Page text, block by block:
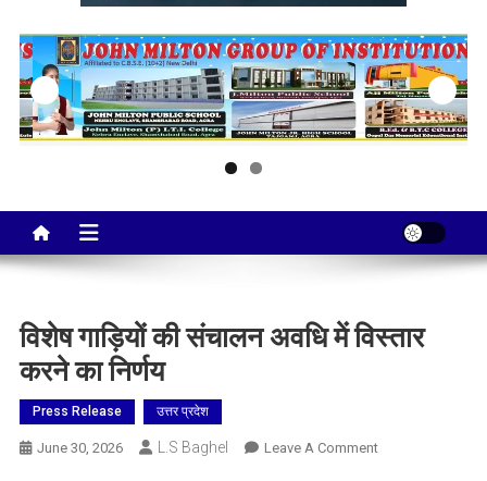
Taj City News
विशेष गाड़ियों की संचालन अवधि में विस्तार
करने का निर्णय
Press Release उत्तर प्रदेश
June 30, 2026 L.S Baghel Leave A CommentOn